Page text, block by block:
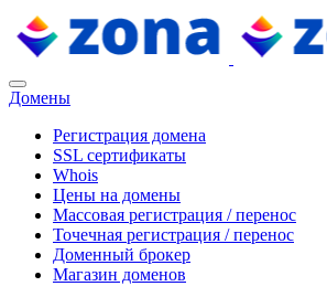
Домены
Регистрация домена
SSL сертификаты
Whois
Цены на домены
Массовая регистрация / перенос
Точечная регистрация / перенос
Доменный брокер
Магазин доменов